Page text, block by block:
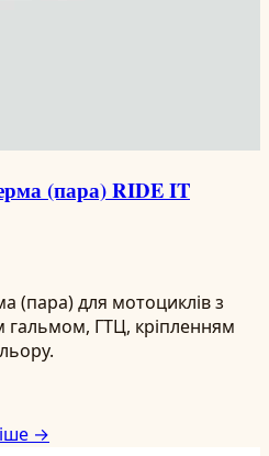
(пара) RIDE IT
(пара) для мотоциклів з
ГТЦ, кріпленням
→